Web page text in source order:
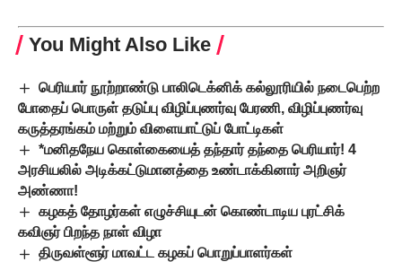
You Might Also Like
பெரியார் நூற்றாண்டு பாலிடெக்னிக் கல்லூரியில் நடைபெற்ற
போதைப் பொருள் தடுப்பு விழிப்புணர்வு பேரணி, விழிப்புணர்வு
கருத்தரங்கம் மற்றும் விளையாட்டுப் போட்டிகள்
*மனிதநேய கொள்கையைத் தந்தார் தந்தை பெரியார்! 4
அரசியலில் அடிக்கட்டுமானத்தை உண்டாக்கினார் அறிஞர்
அண்ணா!
கழகத் தோழர்கள் எழுச்சியுடன் கொண்டாடிய புரட்சிக்
கவிஞர் பிறந்த நாள் விழா
திருவள்ளூர் மாவட்ட கழகப் பொறுப்பாளர்கள்